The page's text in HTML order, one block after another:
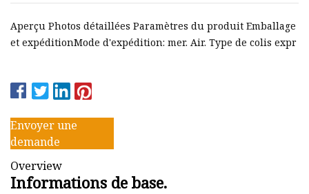
Aperçu Photos détaillées Paramètres du produit Emballage
et expéditionMode d'expédition: mer. Air. Type de colis expr
Envoyer une
demande
Overview
Informations de base.